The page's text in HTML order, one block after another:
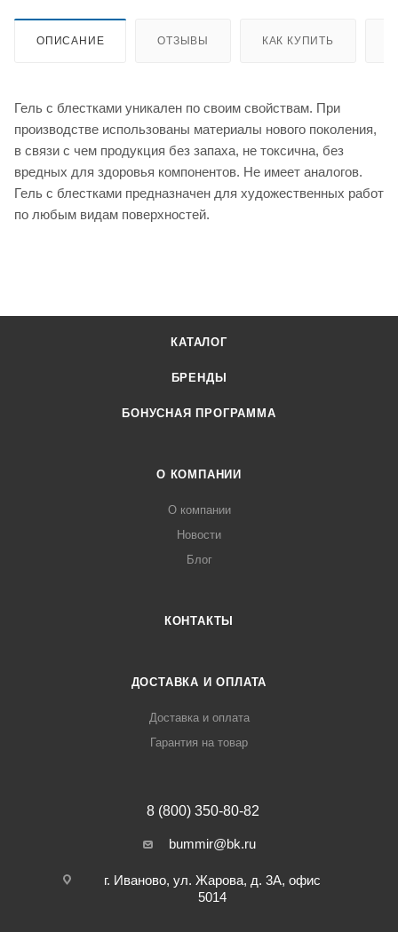
ОПИСАНИЕ ОТЗЫВЫ КАК КУПИТЬ
Гель с блестками уникален по своим свойствам. При
производстве использованы материалы нового поколения,
в связи с чем продукция без запаха, не токсична, без
вредных для здоровья компонентов. Не имеет аналогов.
Гель с блестками предназначен для художественных работ
по любым видам поверхностей.
КАТАЛОГ
БРЕНДЫ
БОНУСНАЯ ПРОГРАММА
О КОМПАНИИ
О компании
Новости
Блог
КОНТАКТЫ
ДОСТАВКА И ОПЛАТА
Доставка и оплата
Гарантия на товар
8 (800) 350-80-82
bummir@bk.ru
г. Иваново, ул. Жарова, д. 3А, офис
5014